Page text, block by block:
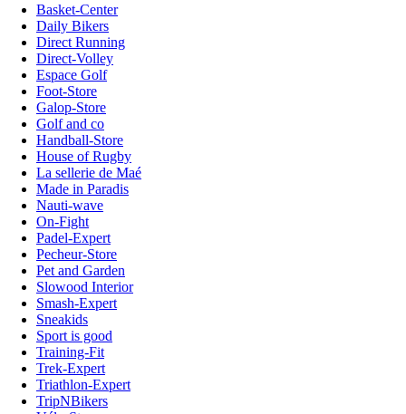
Basket-Center
Daily Bikers
Direct Running
Direct-Volley
Espace Golf
Foot-Store
Galop-Store
Golf and co
Handball-Store
House of Rugby
La sellerie de Maé
Made in Paradis
Nauti-wave
On-Fight
Padel-Expert
Pecheur-Store
Pet and Garden
Slowood Interior
Smash-Expert
Sneakids
Sport is good
Training-Fit
Trek-Expert
Triathlon-Expert
TripNBikers